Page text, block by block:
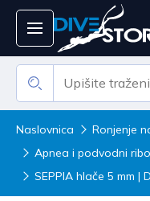
Naslovnica Ronjenje
Apnea i podvodni
SEPPIA hlače 5 mm